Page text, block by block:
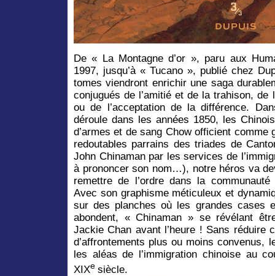
De « La Montagne d’or », paru aux
1997, jusqu’à « Tucano », publié chez
tomes viendront enrichir une saga
conjugués de l’amitié et de la trahison, de
ou de l’acceptation de la différence.
déroule dans les années 1850, les
d’armes et de sang Chow officient comme
redoutables parrains des triades de
John Chinaman par les services de
à prononcer son nom…), notre héros va
remettre de l’ordre dans la
Avec son graphisme méticuleux et
sur des planches où les grandes cases
abondent, « Chinaman » se révélant
Jackie Chan avant l’heure ! Sans réduire
d’affrontements plus ou moins convenus,
les aléas de l’immigration chinoise au
XIXe siècle.